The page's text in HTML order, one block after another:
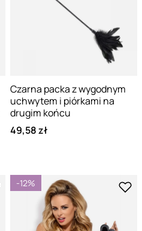
Czarna packa z wygodnym
uchwytem i piórkami na
drugim końcu
49,58 zł
-12%